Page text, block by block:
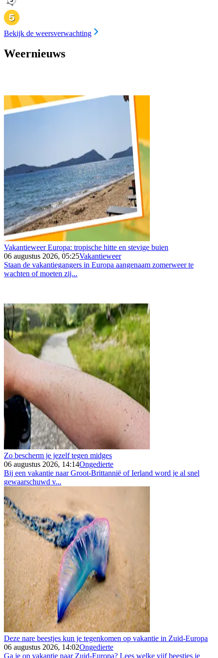
Bekijk de weersverwachting
Weernieuws
Vakantieweer Europa: tropische hitte en stevige buien
06 augustus 2026, 05:25Vakantieweer
Staan de vakantiegangers in Europa aangenaam zomerweer te
wachten of moeten zij...
Zo bescherm je jezelf tegen midges
06 augustus 2026, 14:14Ongedierte
Bij een vakantie naar Groot-Brittannië of Ierland word je al snel
gewaarschuwd v...
Deze nare beestjes kun je tegenkomen op vakantie in Zuid-Europa
06 augustus 2026, 14:02Ongedierte
Ga je op vakantie naar Zuid-Europa? Lees welke vijf beestjes je